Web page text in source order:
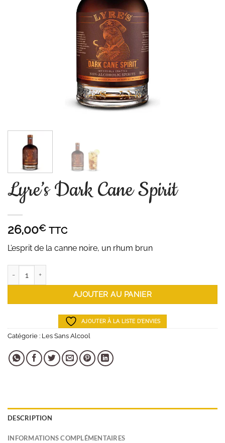
Lyre’s Dark Cane Spirit
26,00€ TTC
L’esprit de la canne noire, un rhum brun
AJOUTER AU PANIER
AJOUTER À LA LISTE D'ENVIES
Catégorie : Les Sans Alcool
DESCRIPTION
INFORMATIONS COMPLÉMENTAIRES